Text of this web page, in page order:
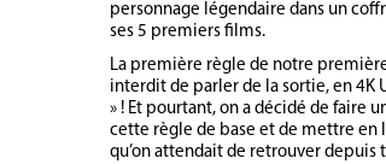
personnage légendaire dans un
ses 5 premiers films.
La première règle de notre
interdit de parler de la sortie, en 4K
» ! Et pourtant, on a décidé de faire
cette règle de base et de mettre en
qu’on attendait de retrouver depuis